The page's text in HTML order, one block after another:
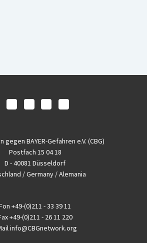
gegen BAYER-Gefahren e.V. (CBG)
Postfach 15 04 18
D - 40081 Düsseldorf
/ Germany / Alemania
+49-(0)211 - 33 39 11
+49-(0)211 - 26 11 220
info@CBGnetwork.org